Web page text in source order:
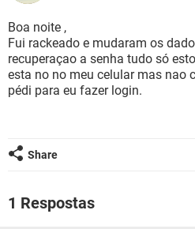
GUIA DE COMPRAS
INSTAGRAM
GUIA DE COMPRAS
CELULAR
OUTLOOK
INSTAGRAM
GUIA DE COMPRAS
CELULAR
OUTLOOK
INSTAGRAM
Boa noite ,
Fui rackeado e mudaram os
recuperaçao a senha tudo só
esta no no meu celular mas nao
pédi para eu fazer login.
Share
1 Respostas